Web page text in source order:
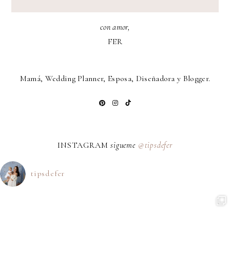
con amor,
FER
Mamá, Wedding Planner, Esposa, Diseñadora y Blogger.
INSTAGRAMsigueme @tipsdefer
tipsdefer